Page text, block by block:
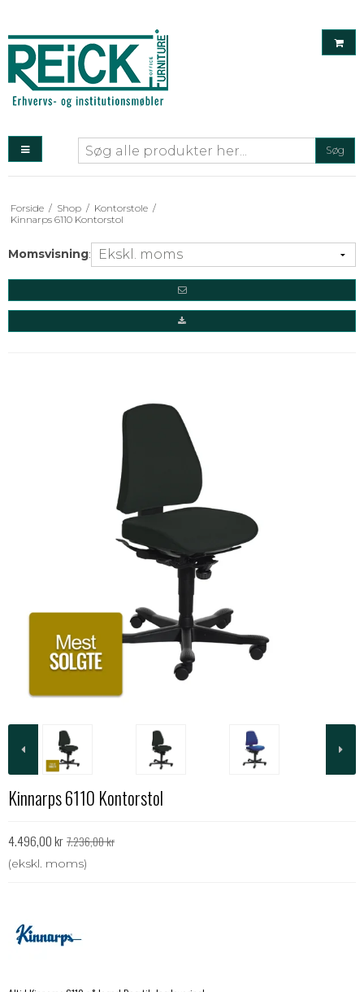
Søg
Forside / Shop / Kontorstole /
Kinnarps 6110 Kontorstol
Momsvisning:
Kinnarps 6110 Kontorstol
4.496,00 kr7.236,00 kr
(ekskl. moms)